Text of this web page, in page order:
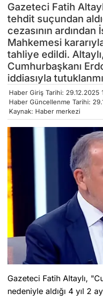
Gazeteci Fatih
tehdit suçundan
cezasının
Mahkemesi
tahliye edildi.
Cumhurbaşkanı
iddiasıyla
Haber Giriş Tarihi: 29.12.2025
Haber Güncellenme Tarihi:
Kaynak: Haber merkezi
Gazeteci Fatih Altaylı,
nedeniyle aldığı 4 yıl 2